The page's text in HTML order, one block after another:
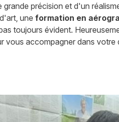
précision et d'un
uneformation en
toujours évident.
vous accompagner dans votre